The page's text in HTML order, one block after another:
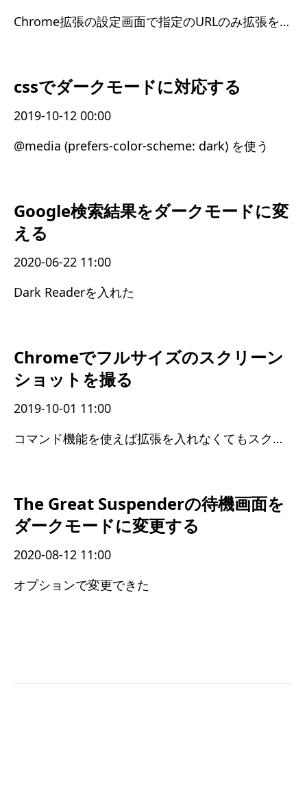
Chrome拡張の設定画面で指定のURLのみ拡張を有効にする
cssでダークモードに対応する
2019-10-12 00:00
@media (prefers-color-scheme: dark) を使う
Google検索結果をダークモードに変
える
2020-06-22 11:00
Dark Readerを入れた
Chromeでフルサイズのスクリーン
ショットを撮る
2019-10-01 11:00
コマンド機能を使えば拡張を入れなくてもスクリーンショットが撮れる
The Great Suspenderの待機画面を
ダークモードに変更する
2020-08-12 11:00
オプションで変更できた